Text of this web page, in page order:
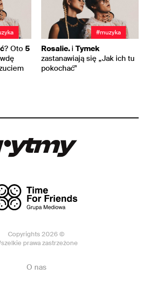
? Oto 5
#muzyka
Rosalie. i Tymek
zastanawiają się „Jak ich tu
pokochać”
Copyrights 2026 ©
prawa zastrzeżone
O nas